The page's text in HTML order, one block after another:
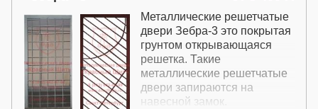
Металлические решетчатые
двери Зебра-3 это покрытая
грунтом открывающаяся
решетка. Такие
металлические решетчатые
двери запираются на
навесной замок.